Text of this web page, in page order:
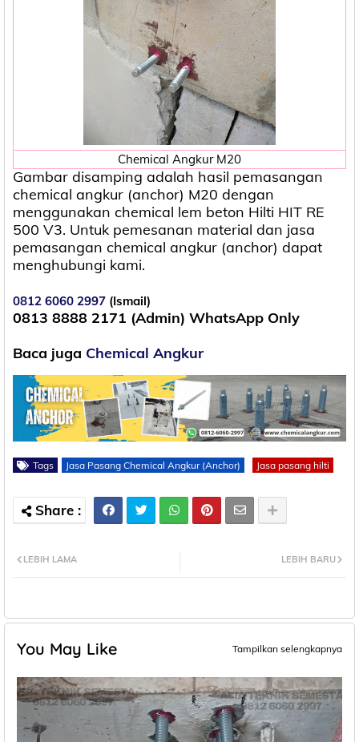
Chemical Angkur M20
Gambar disamping adalah hasil pemasangan
chemical angkur (anchor) M20 dengan
menggunakan chemical lem beton Hilti HIT RE
500 V3. Untuk pemesanan material dan jasa
pemasangan chemical angkur (anchor) dapat
menghubungi kami.
0812 6060 2997 (Ismail)
0813 8888 2171 (Admin) WhatsApp Only
Baca juga Chemical Angkur
Tags Jasa Pasang Chemical Angkur (Anchor) Jasa pasang hilti
LEBIH BARU
LEBIH LAMA
You May Like Tampilkan selengkapnya